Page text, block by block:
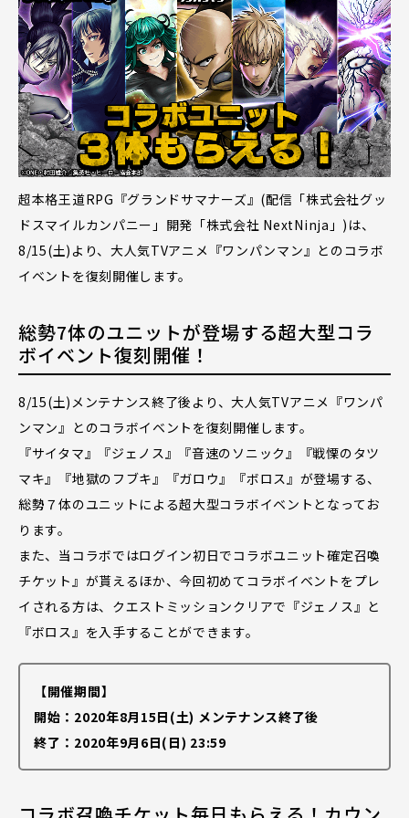
超本格王道RPG『グランドサマナーズ』(配信「株式会社グッ
ドスマイルカンパニー」開発「株式会社 NextNinja」)は、
8/15(土)より、大人気TVアニメ『ワンパンマン』とのコラボ
イベントを復刻開催します。
総勢7体のユニットが登場する超大型コラ
ボイベント復刻開催！
8/15(土)メンテナンス終了後より、大人気TVアニメ『ワンパ
ンマン』とのコラボイベントを復刻開催します。
『サイタマ』『ジェノス』『音速のソニック』『戦慄のタツ
マキ』『地獄のフブキ』『ガロウ』『ボロス』が登場する、
総勢７体のユニットによる超大型コラボイベントとなってお
ります。
また、当コラボではログイン初日でコラボユニット確定召喚
チケット』が貰えるほか、今回初めてコラボイベントをプレ
イされる方は、クエストミッションクリアで『ジェノス』と
『ボロス』を入手することができます。
【開催期間】
開始：2020年8月15日(土) メンテナンス終了後
終了：2020年9月6日(日) 23:59